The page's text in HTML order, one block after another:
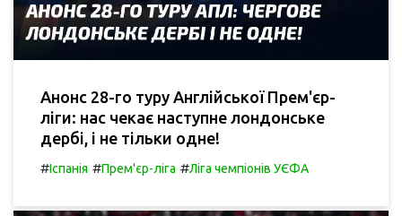
Анонс 28-го туру Англійської Прем'єр-
ліги: нас чекає наступне лондонське
дербі, і не тільки одне!
#Іспанія #Прем'єр-ліга #Ліга чемпіонів УЄФА